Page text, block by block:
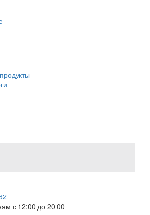
с 12:00 до 20:00